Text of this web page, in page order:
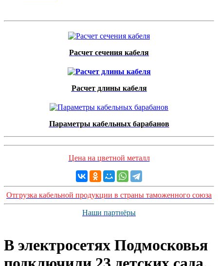
Расчет сечения кабеля
Расчет длины кабеля
Параметры кабельных барабанов
Цена на цветной металл
Отгрузка кабельной продукции в страны таможенного союза
Наши партнёры
В электросетях Подмосковья